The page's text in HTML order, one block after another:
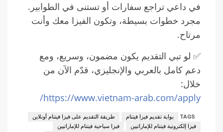
في داعي تراجع سفارات أو تستنى في الطوابير.
مجرد خطوات بسيطة، وتكون الفيزا معك وأنت
مرتاح.
✅ لو تبي التقديم يكون مضمون، وسريع، ومع
دعم كامل بالعربي والإنجليزي، قدّم الآن من
خلال:
https://www.vietnam-arab.com/apply/
TAGS بوابة تقديم فيزا فيتنام
طريقة التقديم على فيزا فيتنام أونلاين
فيزا إلكترونية فيتنام للإماراتيين
فيزا سياحية فيتنام للإماراتيين